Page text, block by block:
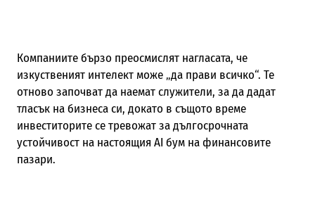
Компаниите бързо преосмислят нагласата, че
изкуственият интелект може „да прави всичко“. Те
отново започват да наемат служители, за да дадат
тласък на бизнеса си, докато в същото време
инвеститорите се тревожат за дългосрочната
устойчивост на настоящия AI бум на финансовите
пазари.